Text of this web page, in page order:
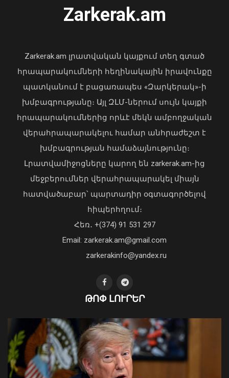
Հայաստանի հավաքականի նախկին
հավաքականը
07 Օգոստոս, 2026 22:44
Ժամանակավորապես կդադարեցվի
մի շարք հասցեների
էլեկտրամատակարարումը
«Պարտվեցինք դաժան հիվանդության
04 Օգոստոս, 2026 19:12
կոտրում են Telegram, WhatsApp․
մեդիափորձագետ (տեսանյութ)
04 Օգոստոս, 2026 23:34
Zarkerak.am
Zarkerak.am լրատվական կայքում տեղ գտած
հրապարակումների հեղինակային իրավունքը
պատկանում է բացառապես «Զարկերակ»-ի
խմբագրությանը։ Այլ ԶԼՄ-ներում սույն կայքի
հրապարակումներից որևէ մեկն ամբողջական
վերահրապարակելու համար անհրաժեշտ է
խմբագրության համաձայնությունը։
Լրատվամիջոցները կարող են zarkerak.am-ից
մեջբերումներ վերահրապարակել միայն
հատվածաբար՝ պարտադիր օգտագործելով
հիպերհղում։
Հեռ․ +(374) 91 531 297
Email: zarkerak.am@gmail.com
zarkerakinfo@yandex.ru
ԹՈՓ ԼՈՒՐԵՐ